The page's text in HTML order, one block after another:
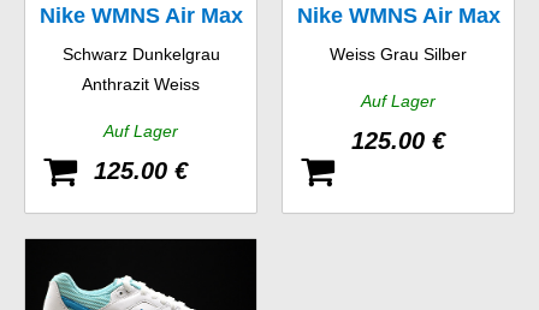
Nike WMNS Air Max
Thea Print
Schwarz Dunkelgrau
Anthrazit Weiss
Auf Lager
125.00 €
Nike WMNS Air Max
Thea Print
Weiss Grau Silber
Auf Lager
125.00 €